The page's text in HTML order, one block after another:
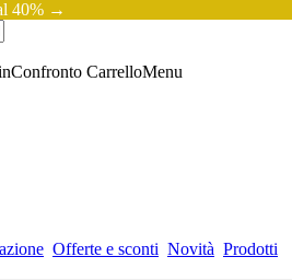
40% →
Confronto CarrelloMenu
Offerte e sconti Novità Prodotti